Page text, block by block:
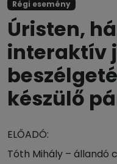
Régi esemény
Úristen,
interaktív
készülő
ELŐADÓ:
Tóth Mihály – állandó